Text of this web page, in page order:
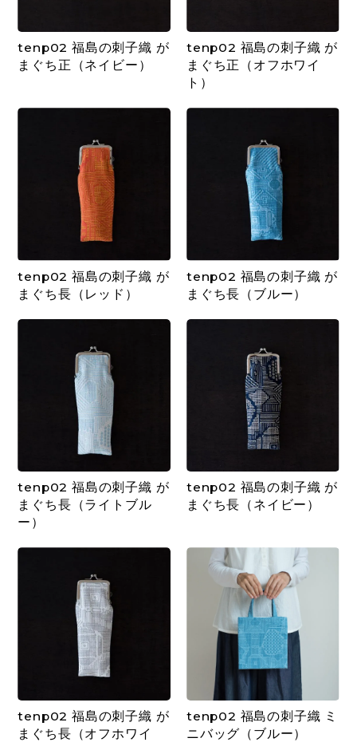
tenp02 福島の刺子織 が
まぐち正（ネイビー）
tenp02 福島の刺子織 が
まぐち正（オフホワイ
ト）
tenp02 福島の刺子織 が
まぐち長（レッド）
tenp02 福島の刺子織 が
まぐち長（ブルー）
tenp02 福島の刺子織 が
まぐち長（ライトブル
ー）
tenp02 福島の刺子織 が
まぐち長（ネイビー）
tenp02 福島の刺子織 が
まぐち長（オフホワイ
tenp02 福島の刺子織 ミ
ニバッグ（ブルー）